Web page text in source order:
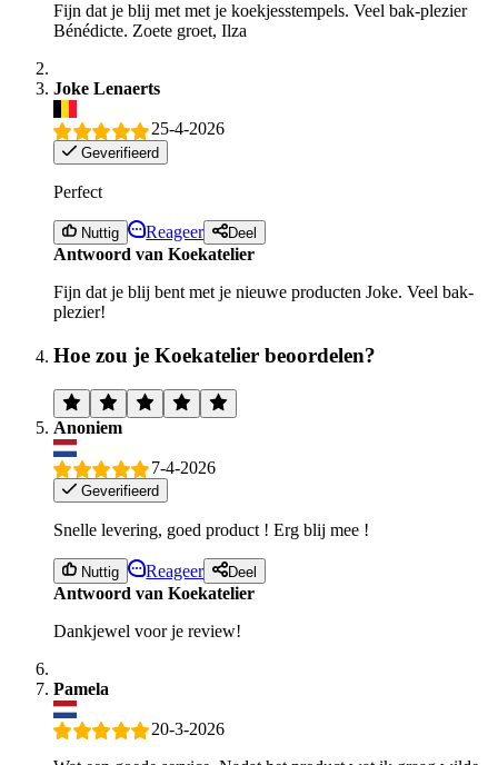
Fijn dat je blij met met je koekjesstempels. Veel bak-plezier
Bénédicte. Zoete groet, Ilza
Joke Lenaerts
25-4-2026
Geverifieerd
Perfect
Nuttig Reageer Deel
Antwoord van Koekatelier
Fijn dat je blij bent met je nieuwe producten Joke. Veel bak-
plezier!
Hoe zou je Koekatelier beoordelen?
Anoniem
7-4-2026
Geverifieerd
Snelle levering, goed product ! Erg blij mee !
Nuttig Reageer Deel
Antwoord van Koekatelier
Dankjewel voor je review!
Pamela
20-3-2026